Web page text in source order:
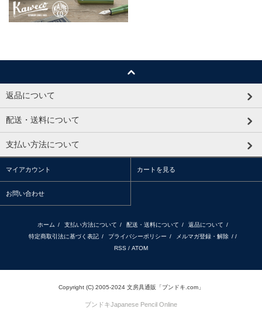
返品について
配送・送料について
支払い方法について
マイアカウント カートを見る
お問い合わせ
ホーム / 支払い方法について / 配送・送料について / 返品について /
特定商取引法に基づく表記 / プライバシーポリシー / メルマガ登録・解除 / /
RSS / ATOM
Copyright (C) 2005-2024 文房具通販「ブンドキ.com」
ブンドキJapanese Pencil Online